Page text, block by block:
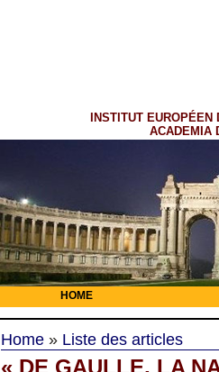
INSTITUT EUROPÉEN
ACADEMIA
HOME
Home » Liste des articles
« DE GAULLE, LA